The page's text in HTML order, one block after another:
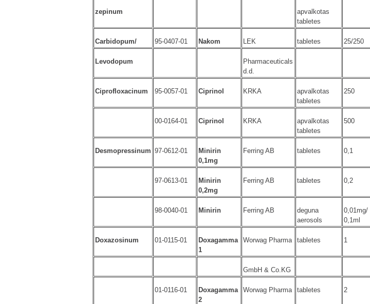
zepinum
apvalkotas
tabletes
Carbidopum/ 95-0407-01 Nakom LEK tabletes 25/250
Levodopum
Pharmaceuticals
d.d.
Ciprofloxacinum 95-0057-01 Ciprinol KRKA
apvalkotas
tabletes
250
00-0164-01 Ciprinol KRKA
apvalkotas
tabletes
500
Desmopressinum 97-0612-01
Minirin
0,1mg
Ferring AB tabletes 0,1
97-0613-01
Minirin
0,2mg
Ferring AB tabletes 0,2
98-0040-01 Minirin Ferring AB
deguna
aerosols
0,01mg/
0,1ml
Doxazosinum 01-0115-01
Doxagamma
1
Worwag Pharma tabletes 1
GmbH & Co.KG
01-0116-01
Doxagamma
2
Worwag Pharma tabletes 2